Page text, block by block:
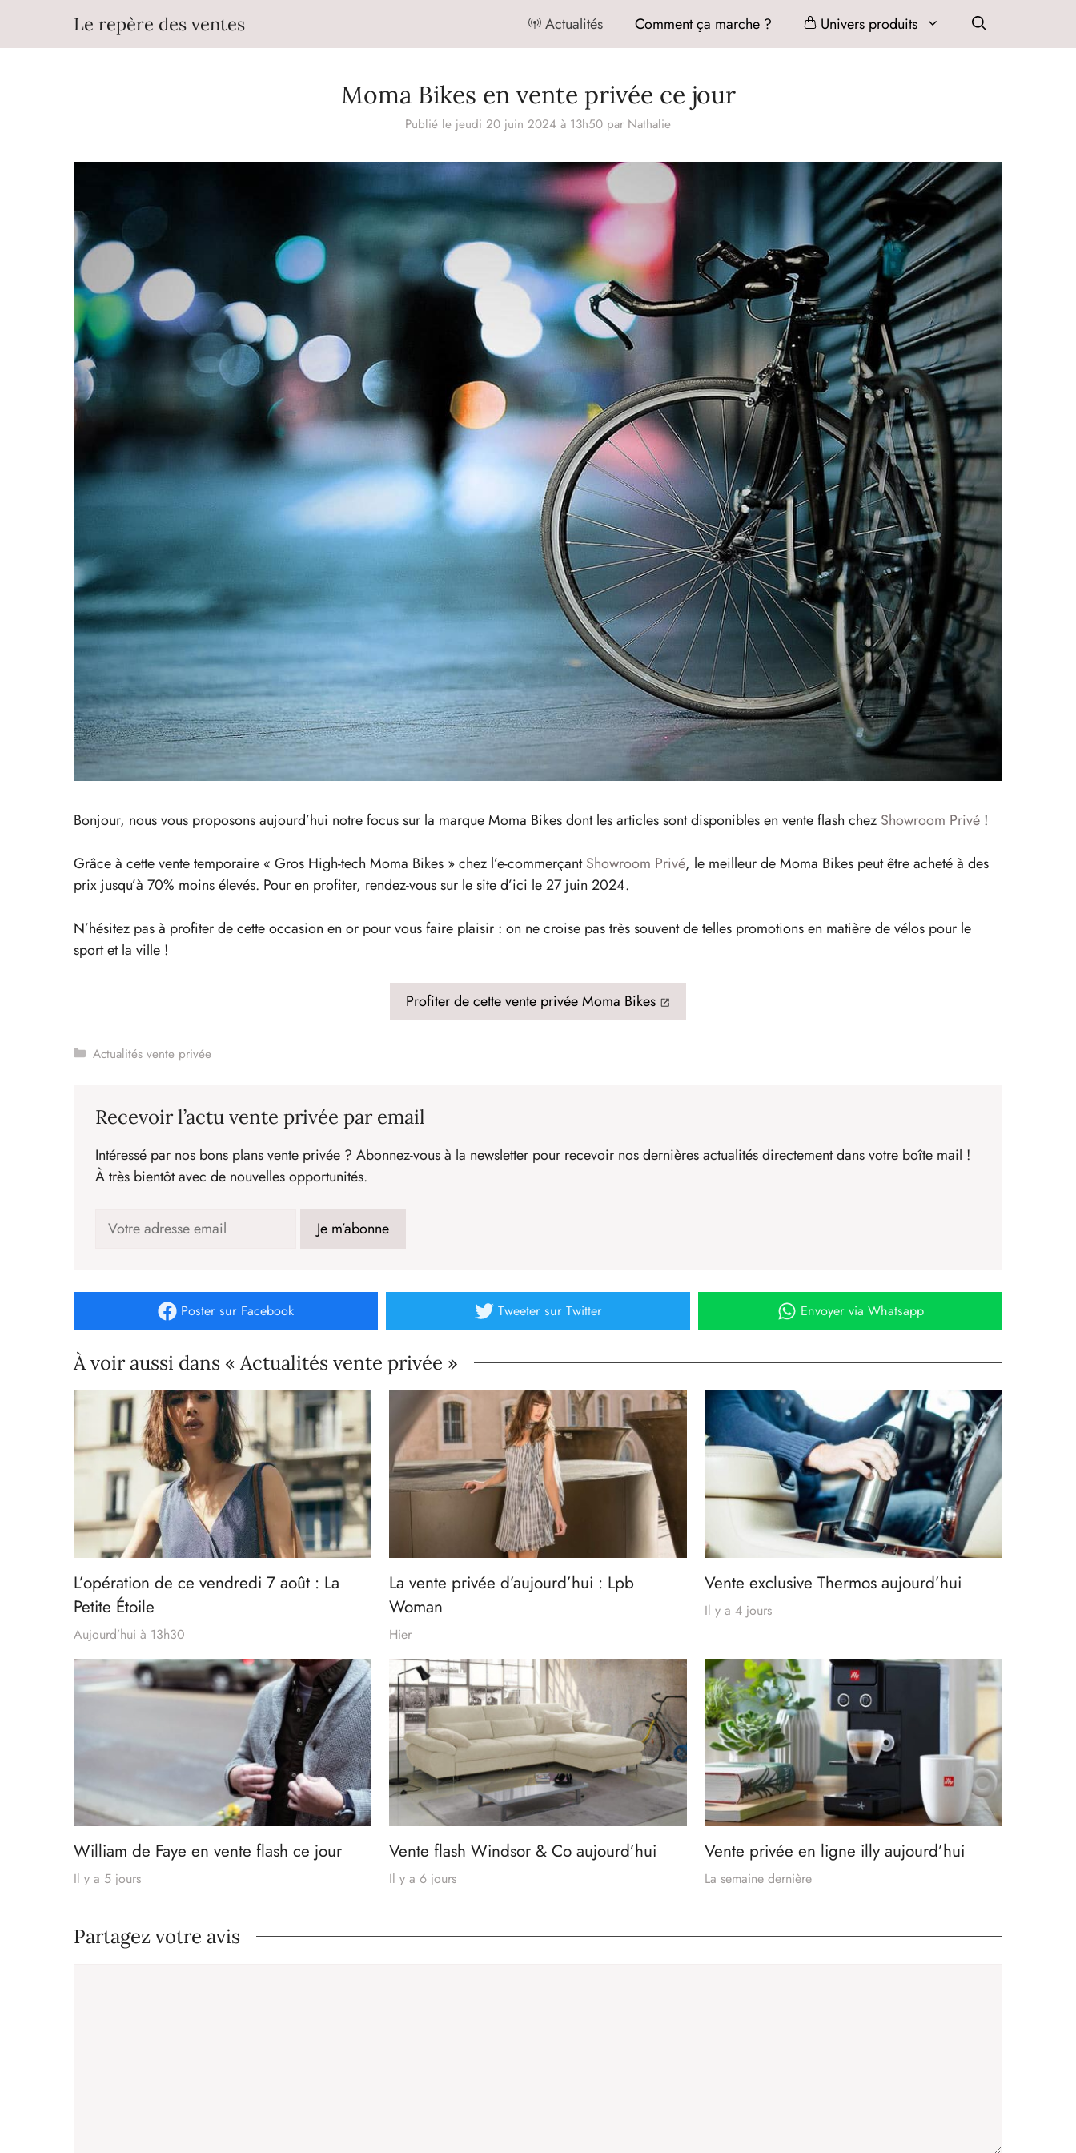
contenu
Le repère des ventes Actualités Comment ça marche ? Univers produits
Moma Bikes en vente privée ce jour
Publié le jeudi 20 juin 2024 à 13h50 par Nathalie
Bonjour, nous vous proposons aujourd’hui notre focus sur la marque Moma Bikes dont les articles sont disponibles en vente flash chez Showroom Privé !
Grâce à cette vente temporaire « Gros High-tech Moma Bikes » chez l’e-commerçantShowroom Privé, le meilleur de Moma Bikes peut être acheté à des
prix jusqu’à 70% moins élevés. Pour en profiter, rendez-vous sur le site d’ici le 27 juin 2024.
N’hésitez pas à profiter de cette occasion en or pour vous faire plaisir : on ne croise pas très souvent de telles promotions en matière de vélos pour le
sport et la ville !
Profiter de cette vente privée Moma Bikes
Catégories
Actualités vente privée
Recevoir l’actu vente privée par email
Intéressé par nos bons plans vente privée ? Abonnez-vous à la newsletter pour recevoir nos dernières actualités directement dans votre boîte mail !
À très bientôt avec de nouvelles opportunités.
Poster sur Facebook Tweetersur Twitter Envoyervia Whatsapp
À voir aussi dans « Actualités vente privée »
L’opération de ce vendredi 7 août : La
Petite Étoile
Aujourd’hui à 13h30
La vente privée d’aujourd’hui : Lpb
Woman
Hier
Vente exclusive Thermos aujourd’hui
Il y a 4 jours
William de Faye en vente flash ce jour
Il y a 5 jours
Vente flash Windsor & Co aujourd’hui
Il y a 6 jours
Vente privée en ligne illy aujourd’hui
La semaine dernière
Partagez votre avis